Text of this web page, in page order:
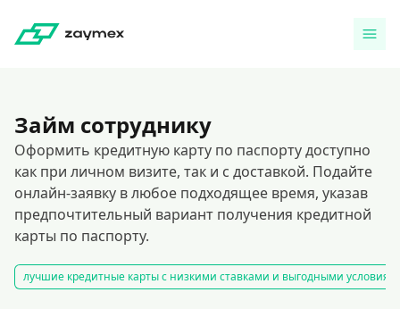
Займ сотруднику
Оформить кредитную карту по паспорту доступно
как при личном визите, так и с доставкой. Подайте
онлайн-заявку в любое подходящее время, указав
предпочтительный вариант получения кредитной
карты по паспорту.
лучшие кредитные карты с низкими ставками и выгодными